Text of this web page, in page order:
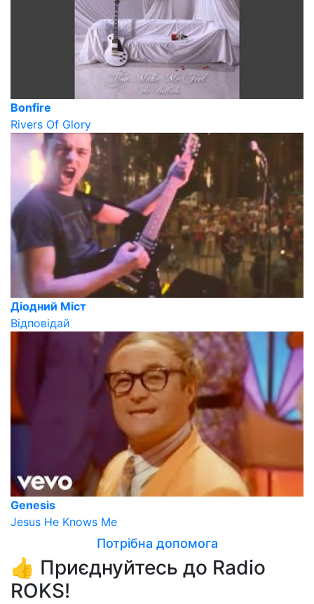
Bonfire
Rivers Of Glory
Діодний Міст
Відповідай
Genesis
Jesus He Knows Me
Потрібна допомога
👍 Приєднуйтесь до Radio
ROKS!